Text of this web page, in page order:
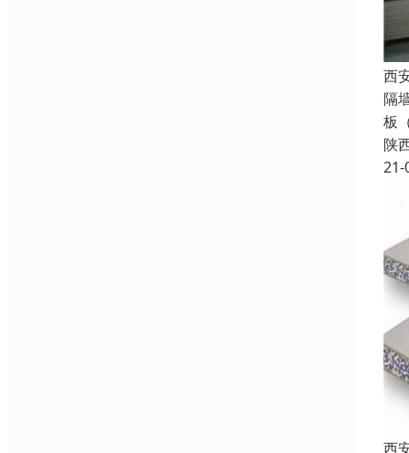
西
隔
板
陕
21-
西